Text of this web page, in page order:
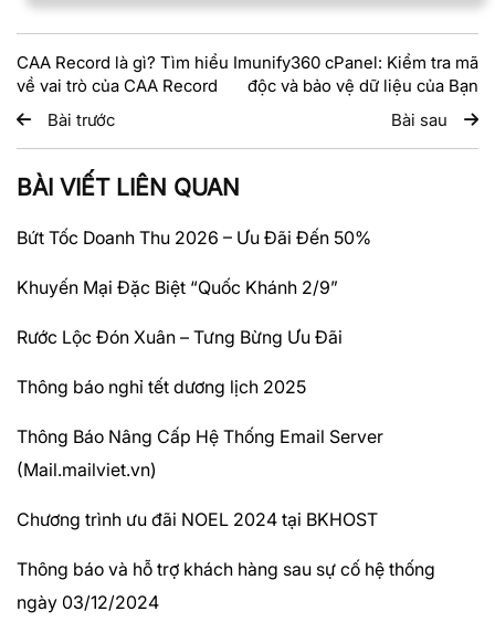
CAA Record là gì? Tìm hiểu
về vai trò của CAA Record
Bài trước
Imunify360 cPanel: Kiểm tra mã
độc và bảo vệ dữ liệu của Bạn
Bài sau
BÀI VIẾT LIÊN QUAN
Bứt Tốc Doanh Thu 2026 – Ưu Đãi Đến 50%
Khuyến Mại Đặc Biệt “Quốc Khánh 2/9”
Rước Lộc Đón Xuân – Tưng Bừng Ưu Đãi
Thông báo nghỉ tết dương lịch 2025
Thông Báo Nâng Cấp Hệ Thống Email Server
(Mail.mailviet.vn)
Chương trình ưu đãi NOEL 2024 tại BKHOST
Thông báo và hỗ trợ khách hàng sau sự cố hệ thống
ngày 03/12/2024